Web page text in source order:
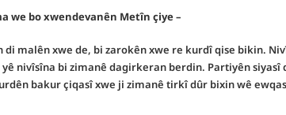
– Mamosta dumaĥî peyama we bo xwendevanên Metîn çiye?
malên xwe de, bi zarokên xwe re kurdî qise bikin.
nivîsîna bi zimanê dagirkeran berdin. Partiyên siyasî
bakur çiqasî xwe ji zimanê tirkî dûr bixin wê